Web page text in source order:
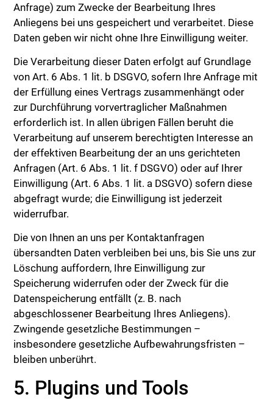
Anfrage) zum Zwecke der Bearbeitung Ihres
Anliegens bei uns gespeichert und verarbeitet. Diese
Daten geben wir nicht ohne Ihre Einwilligung weiter.
Die Verarbeitung dieser Daten erfolgt auf Grundlage
von Art. 6 Abs. 1 lit. b DSGVO, sofern Ihre Anfrage mit
der Erfüllung eines Vertrags zusammenhängt oder
zur Durchführung vorvertraglicher Maßnahmen
erforderlich ist. In allen übrigen Fällen beruht die
Verarbeitung auf unserem berechtigten Interesse an
der effektiven Bearbeitung der an uns gerichteten
Anfragen (Art. 6 Abs. 1 lit. f DSGVO) oder auf Ihrer
Einwilligung (Art. 6 Abs. 1 lit. a DSGVO) sofern diese
abgefragt wurde; die Einwilligung ist jederzeit
widerrufbar.
Die von Ihnen an uns per Kontaktanfragen
übersandten Daten verbleiben bei uns, bis Sie uns zur
Löschung auffordern, Ihre Einwilligung zur
Speicherung widerrufen oder der Zweck für die
Datenspeicherung entfällt (z. B. nach
abgeschlossener Bearbeitung Ihres Anliegens).
Zwingende gesetzliche Bestimmungen –
insbesondere gesetzliche Aufbewahrungsfristen –
bleiben unberührt.
5. Plugins und Tools